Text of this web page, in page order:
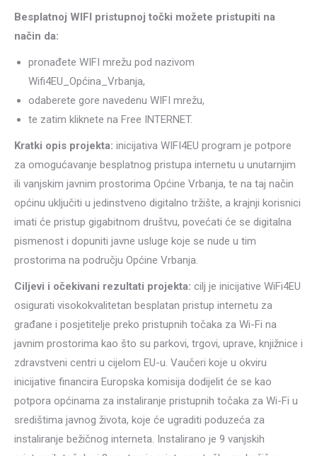
Besplatnoj WIFI pristupnoj točki možete pristupiti na
način da:
pronađete WIFI mrežu pod nazivom
Wifi4EU_Općina_Vrbanja,
odaberete gore navedenu WIFI mrežu,
te zatim kliknete na Free INTERNET.
Kratki opis projekta: inicijativa WIFI4EU program je potpore
za omogućavanje besplatnog pristupa internetu u unutarnjim
ili vanjskim javnim prostorima Općine Vrbanja, te na taj način
općinu uključiti u jedinstveno digitalno tržište, a krajnji korisnici
imati će pristup gigabitnom društvu, povećati će se digitalna
pismenost i dopuniti javne usluge koje se nude u tim
prostorima na području Općine Vrbanja.
Ciljevi i očekivani rezultati projekta: cilj je inicijative WiFi4EU
osigurati visokokvalitetan besplatan pristup internetu za
građane i posjetitelje preko pristupnih točaka za Wi-Fi na
javnim prostorima kao što su parkovi, trgovi, uprave, knjižnice i
zdravstveni centri u cijelom EU-u. Vaučeri koje u okviru
inicijative financira Europska komisija dodijelit će se kao
potpora općinama za instaliranje pristupnih točaka za Wi-Fi u
središtima javnog života, koje će ugraditi poduzeća za
instaliranje bežičnog interneta. Instalirano je 9 vanjskih